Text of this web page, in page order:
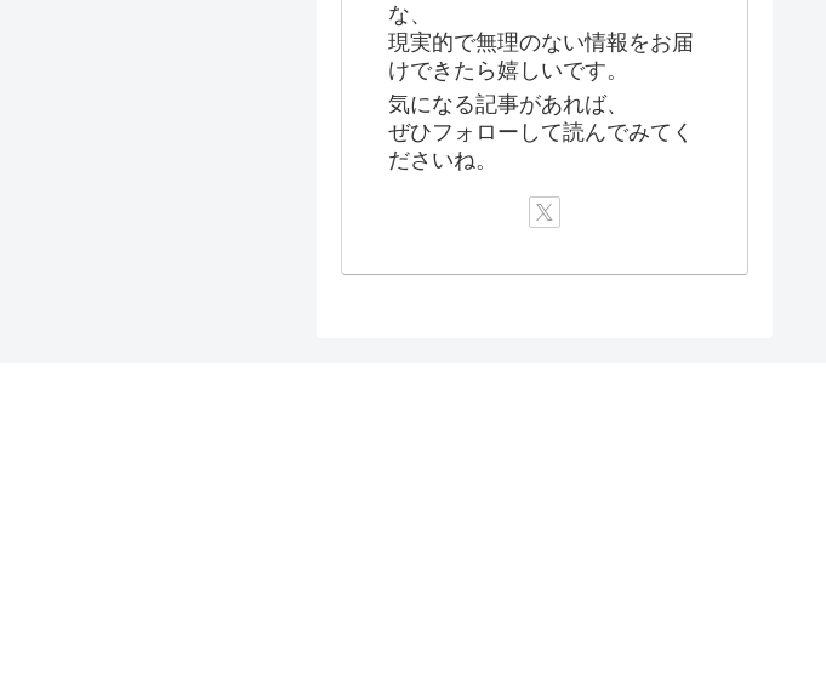
な、
現実的で無理のない情報をお届
けできたら嬉しいです。
気になる記事があれば、
ぜひフォローして読んでみてく
ださいね。